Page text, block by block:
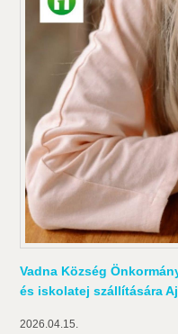
Vadna Község
és iskolatej szállítására
2026.04.15.